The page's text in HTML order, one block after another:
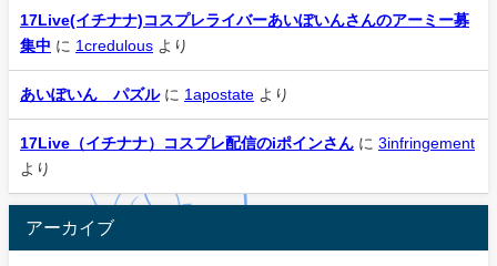
17Live(イチナナ)コスプレライバーあいぽいんさんのアーミー募
集中 に 1credulous より
あいぽいん パズルに 1apostate より
17Live（イチナナ）コスプレ配信のiポインさん に 3infringement
より
アーカイブ